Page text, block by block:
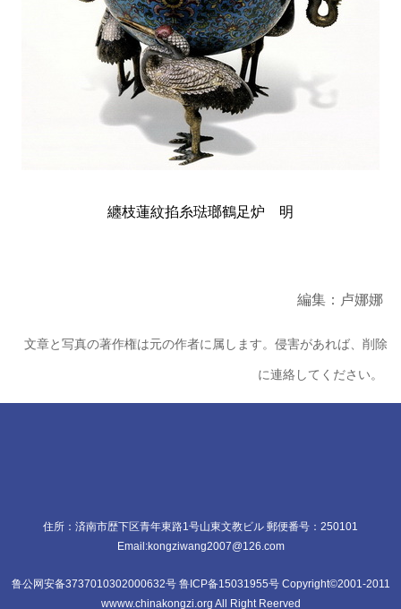
纏枝蓮紋掐糸琺瑯鶴足炉 明
編集：卢娜娜
文章と写真の著作権は元の作者に属します。侵害があれば、削除
に連絡してください。
住所：済南市歴下区青年東路1号山東文教ビル 郵便番号：250101
Email:kongziwang2007@126.com
鲁公网安备3737010302000632号 鲁ICP备15031955号 Copyright©2001-2011
wwww.chinakongzi.org All Right Reerved